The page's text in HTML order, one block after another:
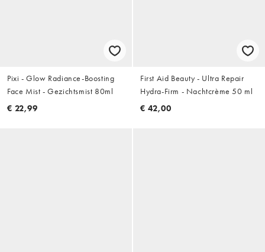
Pixi - Glow Radiance-Boosting
Face Mist - Gezichtsmist 80ml
€ 22,99
First Aid Beauty - Ultra Repair
Hydra-Firm - Nachtcrème 50 ml
€ 42,00